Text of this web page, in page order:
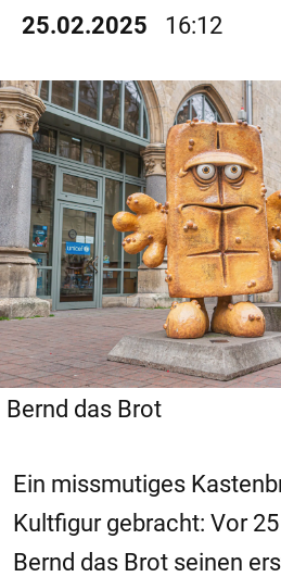
25.02.2025 16:12
Bernd das Brot
Ein missmutiges
Kultfigur gebracht: Vor
Bernd das Brot seinen